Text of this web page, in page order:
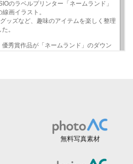
無料写真素材